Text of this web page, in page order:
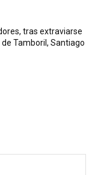
tras extraviarse
Tamboril, Santiago